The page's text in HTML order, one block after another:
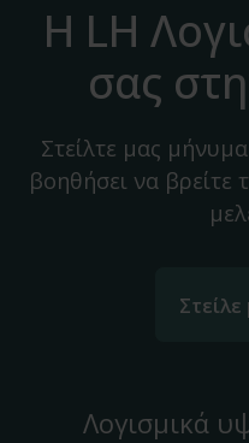
Η LH
σας
Στείλτε μας
βοηθήσει να βρείτε
Λογισμικά